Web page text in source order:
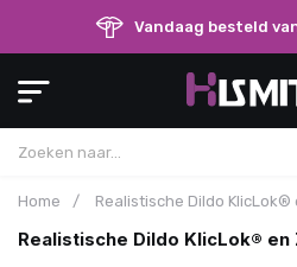
Vandaag besteld
Home / Realistische Dildo KlicLok®
Realistische Dildo KlicLok® en